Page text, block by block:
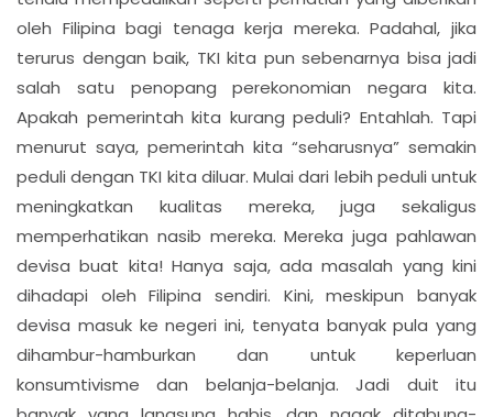
oleh Filipina bagi tenaga kerja mereka. Padahal, jika
terurus dengan baik, TKI kita pun sebenarnya bisa jadi
salah satu penopang perekonomian negara kita.
Apakah pemerintah kita kurang peduli? Entahlah. Tapi
menurut saya, pemerintah kita “seharusnya” semakin
peduli dengan TKI kita diluar. Mulai dari lebih peduli untuk
meningkatkan kualitas mereka, juga sekaligus
memperhatikan nasib mereka. Mereka juga pahlawan
devisa buat kita! Hanya saja, ada masalah yang kini
dihadapi oleh Filipina sendiri. Kini, meskipun banyak
devisa masuk ke negeri ini, tenyata banyak pula yang
dihambur-hamburkan dan untuk keperluan
konsumtivisme dan belanja-belanja. Jadi duit itu